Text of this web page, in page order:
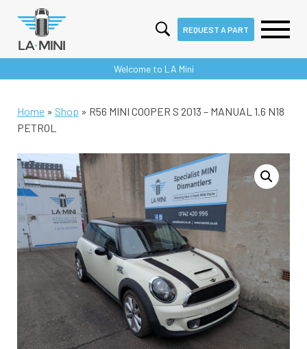
to
REQUEST A PART
Welcome to LA Mini
Home » Shop » R56 MINI COOPER S 2013 – MANUAL 1.6 N18
PETROL